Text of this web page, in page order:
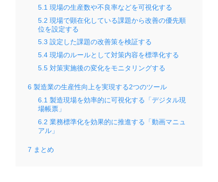
5.1 現場の生産数や不良率などを可視化する
5.2 現場で顕在化している課題から改善の優先順
位を設定する
5.3 設定した課題の改善策を検証する
5.4 現場のルールとして対策内容を標準化する
5.5 対策実施後の変化をモニタリングする
6 製造業の生産性向上を実現する2つのツール
6.1 製造現場を効率的に可視化する「デジタル現
場帳票」
6.2 業務標準化を効果的に推進する「動画マニュ
アル」
7 まとめ